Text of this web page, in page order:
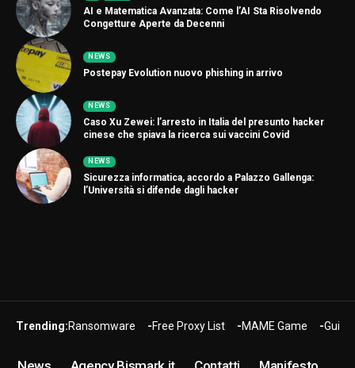
AI e Matematica Avanzata: Come l’AI Sta Risolvendo
Congetture Aperte da Decenni
NEWS
Postepay Evolution nuovo phishing in arrivo
NEWS
Caso Xu Zewei: l’arresto in Italia del presunto hacker
cinese che spiava la ricerca sui vaccini Covid
NEWS
Sicurezza informatica, accordo a Palazzo Gallenga:
l’Università si difende dagli hacker
Trending:Ransomware Free Proxy List MAME Game Guide